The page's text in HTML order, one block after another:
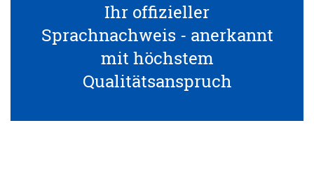
Ihr offizieller
Sprachnachweis - anerkannt
mit höchstem
Qualitätsanspruch